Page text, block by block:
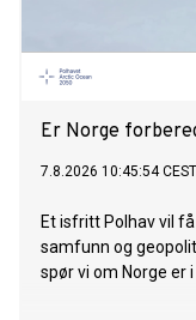
Er Norge
7.8.2026 10:45:54 CEST
Et isfritt Polhav vil
samfunn og
spør vi om Norge er